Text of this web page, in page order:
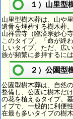
１）山里型
山里型樹木葬は、山や
遺骨を埋葬する樹木葬
山祥雲寺（臨済宗妙心
このタイプ。「命が終
しいタイプ。ただ、広
族が頻繁に参拝するに
２）公園型
公園型樹木葬は、自然
整備し、公園に樹木だ
の花を植えるタイプ。
イプで、一般的に利便
在最も多いタイプの樹木